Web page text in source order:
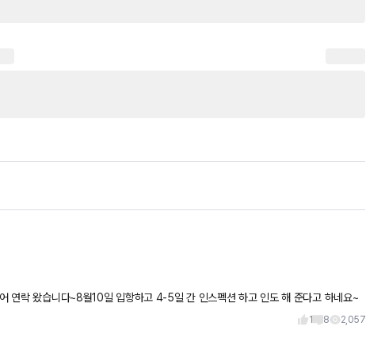
연락 왔습니다~8월10일 입항하고 4-5일 간 인스펙션 하고 인도 해 준다고 하네요~
1 8 2,057